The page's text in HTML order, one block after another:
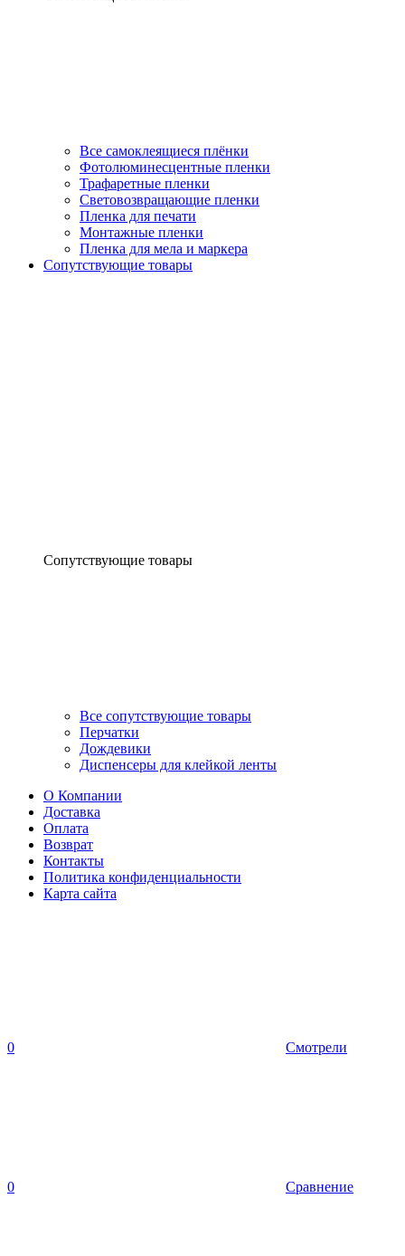
Все самоклеящиеся плёнки
Фотолюминесцентные пленки
Трафаретные пленки
Световозвращающие пленки
Пленка для печати
Монтажные пленки
Пленка для мела и маркера
Сопутствующие товары
Сопутствующие товары
Все сопутствующие товары
Перчатки
Дождевики
Диспенсеры для клейкой ленты
О Компании
Доставка
Оплата
Возврат
Контакты
Политика конфиденциальности
Карта сайта
0 Смотрели
0 Сравнение